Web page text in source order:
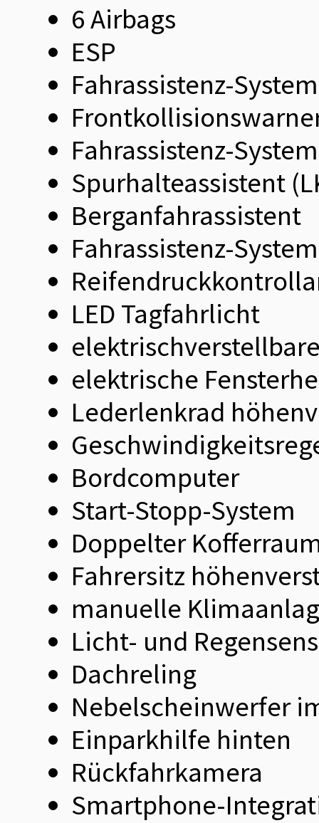
6 Airbags
ESP
Fahrassistenz-
Fahrassistenz-
Spurhalteassistent
Berganfahrassistent
Fahrassistenz-
LED Tagfahrlicht
elektrische
Lederlenkrad
Bordcomputer
Start-Stopp-System
Doppelter
Fahrersitz
manuelle
Licht- und
Dachreling
Nebelscheinwerfer
Einparkhilfe hinten
Rückfahrkamera
Smartphone-